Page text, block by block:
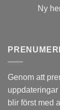
Ny
Genom att
blir först med